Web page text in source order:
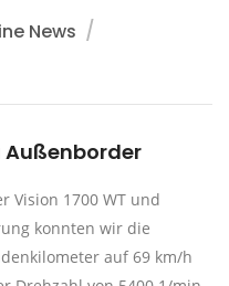
News
Außenborder
Vision 1700 WT und
konnten wir die
auf 69 km/h